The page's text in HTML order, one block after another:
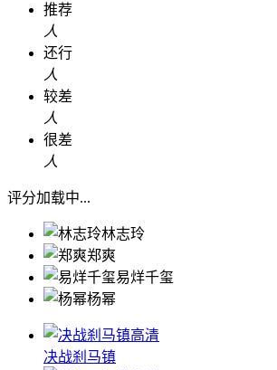
推荐
人
还行
人
较差
人
很差
人
评分加载中...
林志玲
郑爽
易烊千玺
杨幂
高清
决战刹马镇